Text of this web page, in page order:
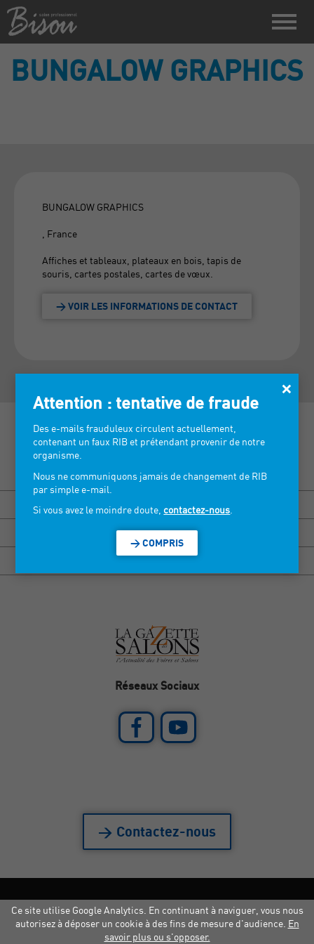
Ce site utilise Google Analytics. En continuant à naviguer, vous nous
autorisez à déposer un cookie à des fins de mesure d'audience. En
savoir plus ou s'opposer.
BUNGALOW GRAPHICS
BUNGALOW GRAPHICS
, France
Affiches et tableaux, plateaux en bois, tapis de
souris, cartes postales, cartes de vœux.
> VOIR LES INFORMATIONS DE CONTACT
Découvrez nos salons >
BISOU MARSEILLE
HEXAGONE RENNES
HEXAGONE GRENOBLE
Réseaux Sociaux
> Contactez-nous
Mentions légales|Crédits|Copyright
×
Attention : tentative de fraude
Des e-mails frauduleux circulent actuellement,
contenant un faux RIB et prétendant provenir de notre
organisme.
Nous ne communiquons jamais de changement de RIB
par simple e-mail.
Si vous avez le moindre doute, contactez-nous
> COMPRIS